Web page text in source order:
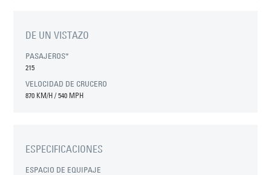
DE UN VISTAZO
PASAJEROS*
215
VELOCIDAD DE CRUCERO
870 KM/H / 540 MPH
ESPECIFICACIONES
ESPACIO DE EQUIPAJE